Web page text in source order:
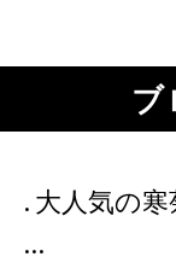
ブ
. 大人気の
…